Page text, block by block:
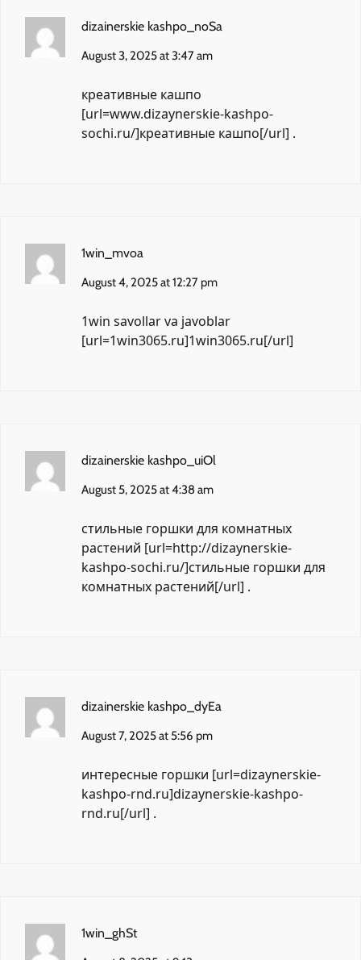
dizainerskie kashpo_noSa
August 3, 2025 at 3:47 am
креативные кашпо
[url=www.dizaynerskie-kashpo-
sochi.ru/]креативные кашпо[/url] .
1win_mvoa
August 4, 2025 at 12:27 pm
1win savollar va javoblar
[url=1win3065.ru]1win3065.ru[/url]
dizainerskie kashpo_uiOl
August 5, 2025 at 4:38 am
стильные горшки для комнатных
растений [url=http://dizaynerskie-
kashpo-sochi.ru/]стильные горшки для
комнатных растений[/url] .
dizainerskie kashpo_dyEa
August 7, 2025 at 5:56 pm
интересные горшки [url=dizaynerskie-
kashpo-rnd.ru]dizaynerskie-kashpo-
rnd.ru[/url] .
1win_ghSt